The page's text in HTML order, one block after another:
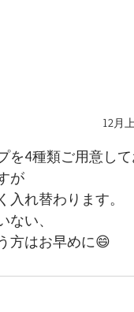
12月
を4種類ご用意して
が
入れ替わります。
ない、
方はお早めに😄